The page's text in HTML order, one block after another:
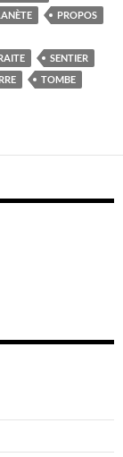
PROPOS
SENTIER
TOMBE